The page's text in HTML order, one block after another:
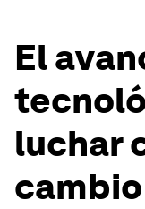
El
luchar